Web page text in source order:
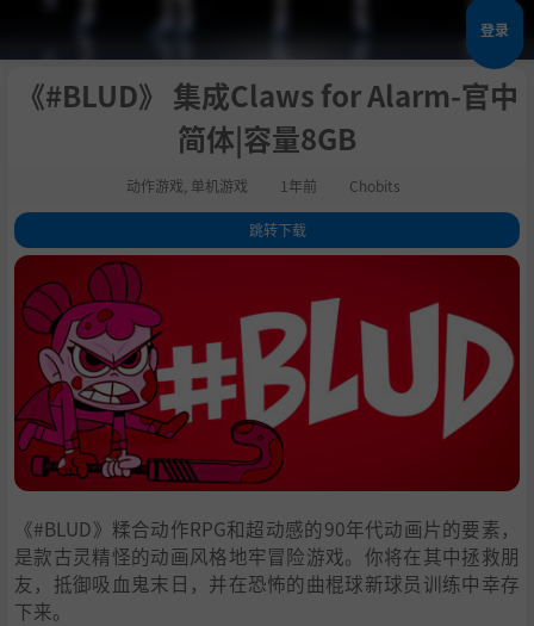
登录
《#BLUD》 集成Claws for Alarm-官中
简体|容量8GB
动作游戏 单机游戏 1年前 Chobits
跳转下载
1.关于这款游戏
2.系统需求
3 .支持作者
.学习版下载
《#BLUD》糅合动作RPG和超动感的90年代动画片的要素，
是款古灵精怪的动画风格地牢冒险游戏。你将在其中拯救朋
友，抵御吸血鬼末日，并在恐怖的曲棍球新球员训练中幸存
下来。